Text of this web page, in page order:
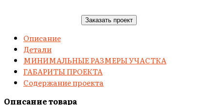
Описание
Детали
МИНИМАЛЬНЫЕ РАЗМЕРЫ УЧАСТКА
ГАБАРИТЫ ПРОЕКТА
Содержание проекта
Описание товара